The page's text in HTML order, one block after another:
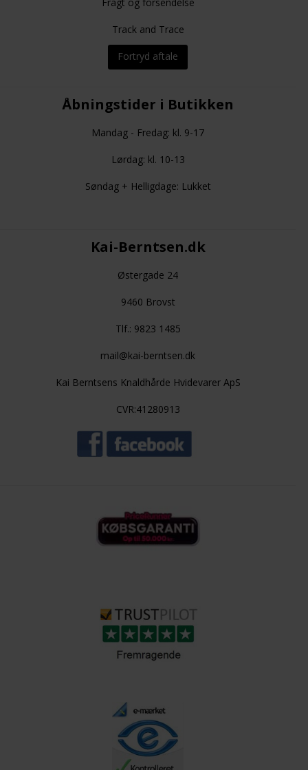
Kai-Berntsen.dk
Østergade 24
9460 Brovst
Tlf.: 9823 1485
mail@kai-berntsen.dk
Kai Berntsens Knaldhårde Hvidevarer ApS
CVR:41280913
Åbningstider i Butikken
Mandag - Fredag: kl. 9-17
Lørdag: kl. 10-13
Søndag + Helligdage: Lukket
Track and Trace
Fortryd aftale